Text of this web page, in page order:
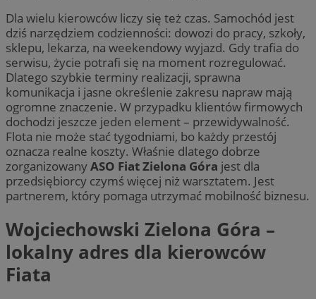
Dla wielu kierowców liczy się też czas. Samochód jest
dziś narzędziem codzienności: dowozi do pracy, szkoły,
sklepu, lekarza, na weekendowy wyjazd. Gdy trafia do
serwisu, życie potrafi się na moment rozregulować.
Dlatego szybkie terminy realizacji, sprawna
komunikacja i jasne określenie zakresu napraw mają
ogromne znaczenie. W przypadku klientów firmowych
dochodzi jeszcze jeden element – przewidywalność.
Flota nie może stać tygodniami, bo każdy przestój
oznacza realne koszty. Właśnie dlatego dobrze
zorganizowanyASO Fiat Zielona Góra jest dla
przedsiębiorcy czymś więcej niż warsztatem. Jest
partnerem, który pomaga utrzymać mobilność biznesu.
Wojciechowski Zielona Góra –
lokalny adres dla kierowców
Fiata